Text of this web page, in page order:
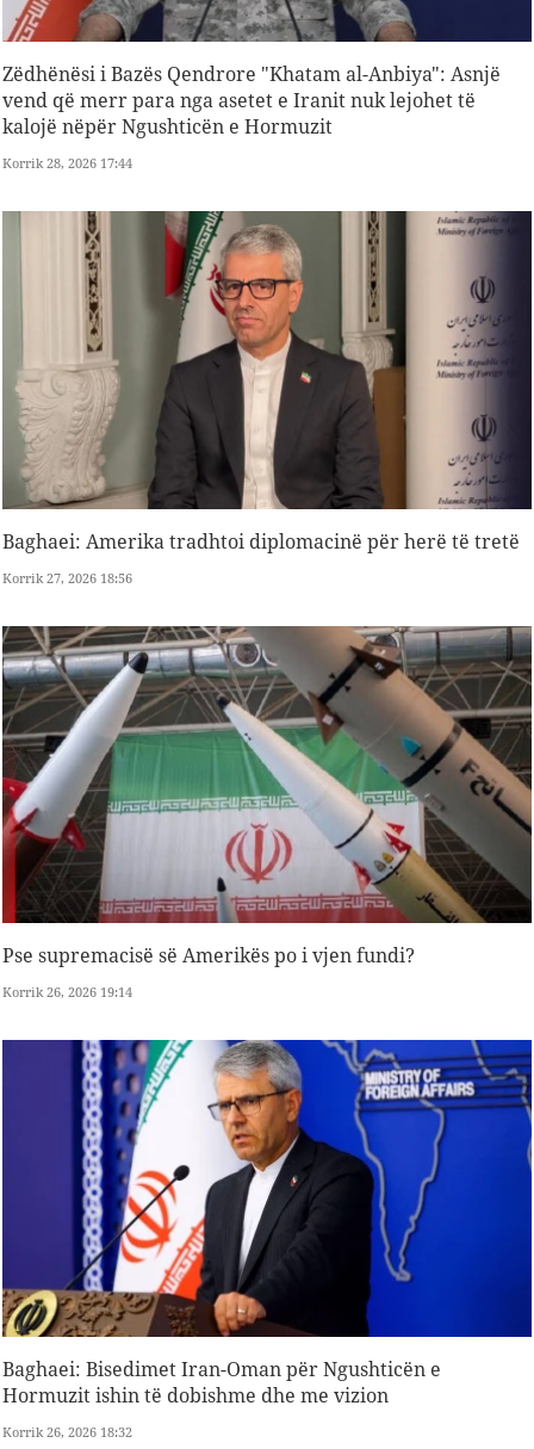
Zëdhënësi i Bazës Qendrore "Khatam al-Anbiya": Asnjë
vend që merr para nga asetet e Iranit nuk lejohet të
kalojë nëpër Ngushticën e Hormuzit
Korrik 28, 2026 17:44
Baghaei: Amerika tradhtoi diplomacinë për herë të tretë
Korrik 27, 2026 18:56
Pse supremacisë së Amerikës po i vjen fundi?
Korrik 26, 2026 19:14
Baghaei: Bisedimet Iran-Oman për Ngushticën e
Hormuzit ishin të dobishme dhe me vizion
Korrik 26, 2026 18:32